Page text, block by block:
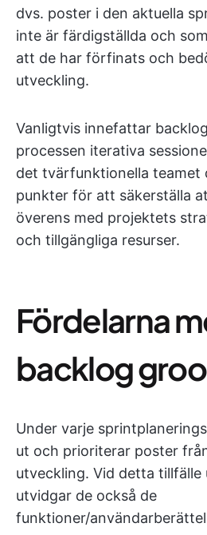
dvs. poster i den aktuella
inte är färdigställda och
att de har förfinats och
utveckling.
Vanligtvis innefattar
processen iterativa
det tvärfunktionella teamet
punkter för att säkerställa
överens med projektets
och tillgängliga resurser.
Fördelarna
backlog
Under varje
ut och prioriterar poster
utveckling. Vid detta tillfälle
utvidgar de också de
funktioner/